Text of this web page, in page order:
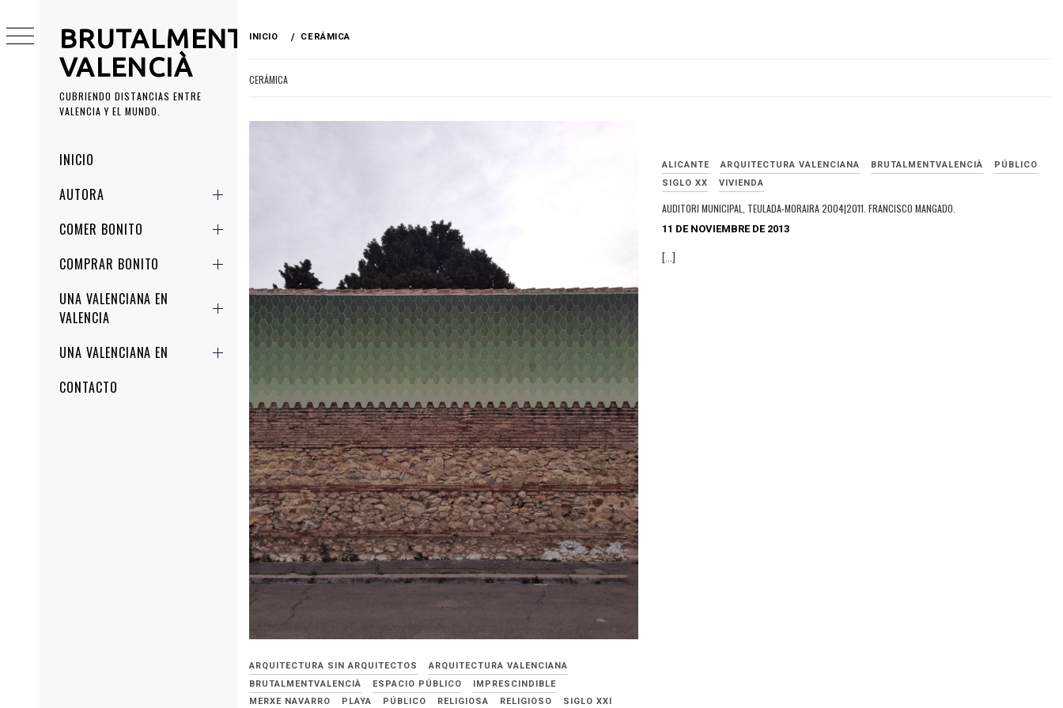
BRUTALMENT
VALENCIÀ
CUBRIENDO DISTANCIAS ENTRE
VALENCIA Y EL MUNDO.
Menú
principal
INICIO
AUTORA
COMER BONITO
COMPRAR BONITO
UNA VALENCIANA EN
VALENCIA
UNA VALENCIANA EN
CONTACTO
al
contenido
INICIO CERÁMICA
CERÁMICA
ARQUITECTURA SIN ARQUITECTOS
ARQUITECTURA VALENCIANA
BRUTALMENTVALENCIÀ
ESPACIO PÚBLICO
IMPRESCINDIBLE
MERXE NAVARRO
PLAYA PÚBLICO RELIGIOSA RELIGIOSO SIGLO XXI
ALICANTE ARQUITECTURA VALENCIANA BRUTALMENTVALENCIÀ
PÚBLICO
SIGLO XX
VIVIENDA
AUDITORI MUNICIPAL, TEULADA-MORAIRA 2004|2011. FRANCISCO MANGADO.
11 DE NOVIEMBRE DE 2013
[…]